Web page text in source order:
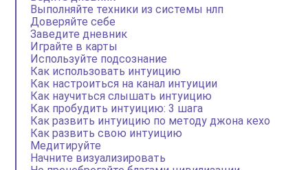
Выполняйте техники из системы нлп
Доверяйте себе
Заведите дневник
Играйте в карты
Используйте подсознание
Как использовать интуицию
Как настроиться на канал интуиции
Как научиться слышать интуицию
Как пробудить интуицию: 3 шага
Как развить интуицию по методу джона кехо
Как развить свою интуицию
Медитируйте
Начните визуализировать